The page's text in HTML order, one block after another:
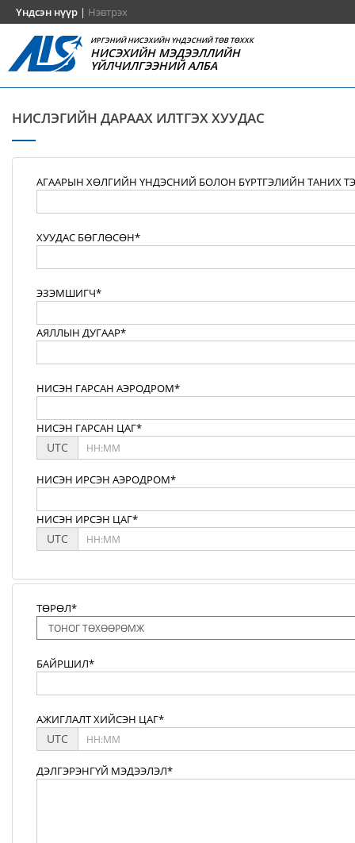
Үндсэн нүүр | Нэвтрэх
ИРГЭНИЙ НИСЭХИЙН ҮНДЭСНИЙ ТӨВ ТӨХХК
НИСЭХИЙН МЭДЭЭЛЛИЙН
ҮЙЛЧИЛГЭЭНИЙ АЛБА
НИСЛЭГИЙН ДАРААХ ИЛТГЭХ ХУУДАС
АГААРЫН ХӨЛГИЙН ҮНДЭСНИЙ БОЛОН БҮРТГЭЛИЙН ТАНИХ
ХУУДАС БӨГЛӨСӨН*
ЭЗЭМШИГЧ*
АЯЛЛЫН ДУГААР*
НИСЭН ГАРСАН АЭРОДРОМ*
НИСЭН ГАРСАН ЦАГ*
UTC
НИСЭН ИРСЭН АЭРОДРОМ*
НИСЭН ИРСЭН ЦАГ*
UTC
ТӨРӨЛ*
БАЙРШИЛ*
АЖИГЛАЛТ ХИЙСЭН ЦАГ*
UTC
ДЭЛГЭРЭНГҮЙ МЭДЭЭЛЭЛ*